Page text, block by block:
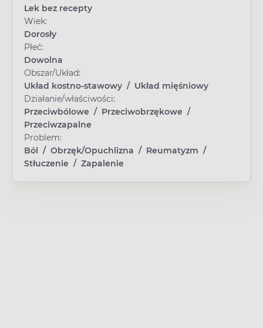
Lek bez recepty
Wiek:
Dorosły
Płeć:
Dowolna
Obszar/Układ:
Układ kostno-stawowy / Układ mięśniowy
Działanie/właściwości:
Przeciwbólowe / Przeciwobrzękowe /
Przeciwzapalne
Problem:
Ból / Obrzęk/Opuchlizna / Reumatyzm /
Stłuczenie / Zapalenie